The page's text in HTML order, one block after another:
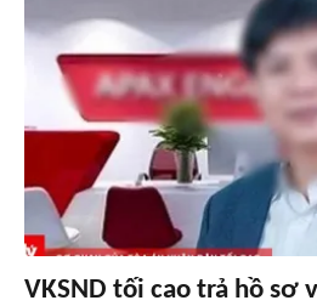
VKSND tối cao trả hồ sơ